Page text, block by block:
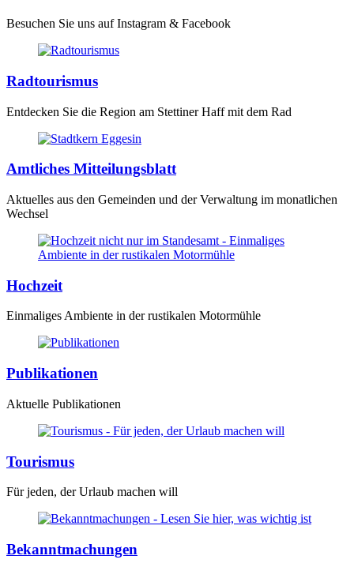
Besuchen Sie uns auf Instagram & Facebook
Radtourismus
Entdecken Sie die Region am Stettiner Haff mit dem Rad
Amtliches Mitteilungsblatt
Aktuelles aus den Gemeinden und der Verwaltung im monatlichen
Wechsel
Hochzeit
Einmaliges Ambiente in der rustikalen Motormühle
Publikationen
Aktuelle Publikationen
Tourismus
Für jeden, der Urlaub machen will
Bekanntmachungen